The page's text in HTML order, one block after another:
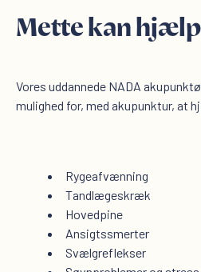
Mette kan
Vores uddannede NADA
mulighed for, med akupunktur, at
Rygeafvænning
Tandlægeskræk
Hovedpine
Ansigtssmerter
Svælgreflekser